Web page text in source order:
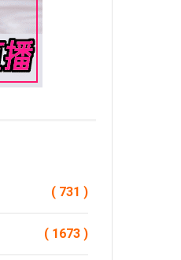
( 731 )
( 1673 )